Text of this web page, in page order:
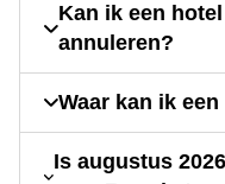
Kan ik een
annuleren?
Waar kan ik
Is augustus